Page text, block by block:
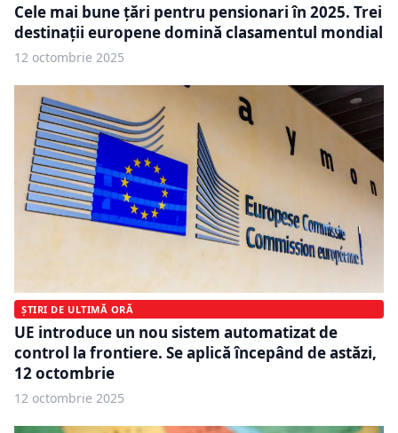
Cele mai bune țări pentru pensionari în 2025. Trei
destinații europene domină clasamentul mondial
12 octombrie 2025
ȘTIRI DE ULTIMĂ ORĂ
UE introduce un nou sistem automatizat de
control la frontiere. Se aplică începând de astăzi,
12 octombrie
12 octombrie 2025